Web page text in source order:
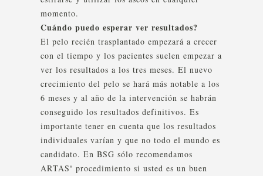
momento.
Cuándo puedo esperar ver resultados?
El pelo recién trasplantado empezará a crecer
con el tiempo y los pacientes suelen empezar a
ver los resultados a los tres meses. El nuevo
crecimiento del pelo se hará más notable a los
6 meses y al año de la intervención se habrán
conseguido los resultados definitivos. Es
importante tener en cuenta que los resultados
individuales varían y que no todo el mundo es
candidato. En BSG sólo recomendamos
ARTAS ®
procedimiento si usted es un buen